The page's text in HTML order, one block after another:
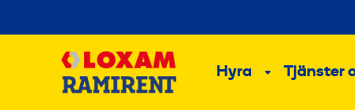
till
Hyra Undermeny
Tjänster